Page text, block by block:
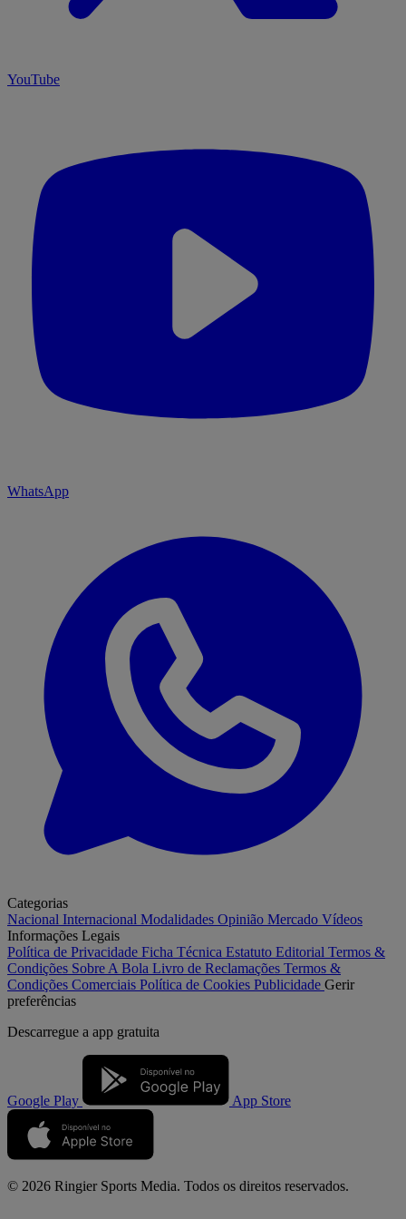
YouTube
WhatsApp
Categorias
Nacional Internacional Modalidades Opinião Mercado Vídeos
Informações Legais
Política de Privacidade Ficha Técnica Estatuto Editorial Termos &
Condições Sobre A Bola Livro de Reclamações Termos &
Condições Comerciais Política de Cookies Publicidade Gerir
preferências
Descarregue a app gratuita
Google Play App Store
© 2026 Ringier Sports Media. Todos os direitos reservados.